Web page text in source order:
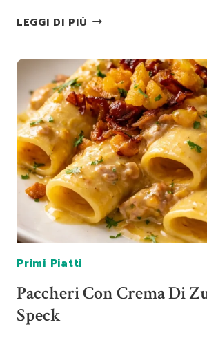
LEGGI DI PIÙ LASAGNA
E
PROSCIUTTO
Primi Piatti
Paccheri Con Crema Di
Speck